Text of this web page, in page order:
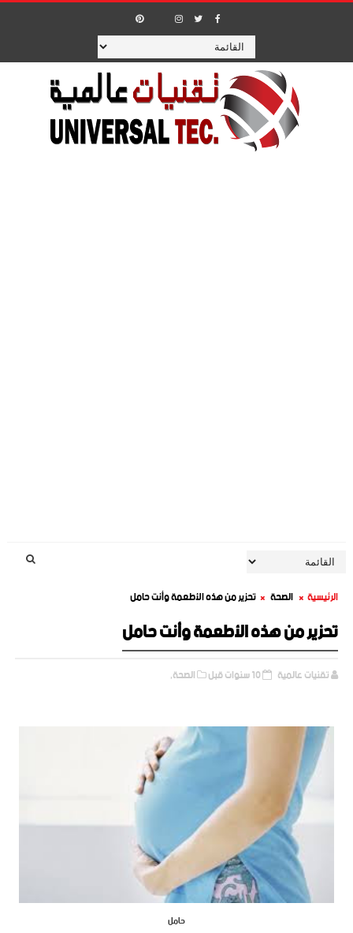
الرئيسية الصحة تحزير من هذه الأطعمة وأنت حامل
تحزير من هذه الأطعمة وأنت حامل
تقنيات عالمية 10 سنوات قبل الصحة,
حامل